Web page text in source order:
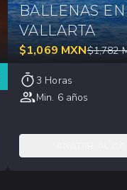
BALLENAS
VALLARTA
$1,069 MXN$1,782
3 Horas
Min. 6 años